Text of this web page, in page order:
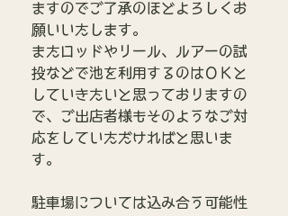
ますのでご了承のほどよろしくお
願いいたします。
またロッドやリール、ルアーの試
投などで池を利用するのはＯＫと
していきたいと思っておりますの
で、ご出店者様もそのようなご対
応をしていただければと思いま
す。
駐車場については込み合う可能性